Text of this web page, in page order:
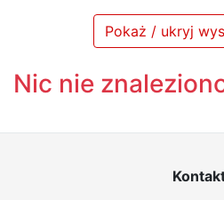
Pokaż / ukryj
Nic nie